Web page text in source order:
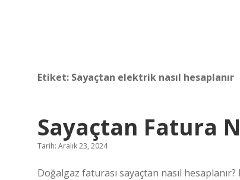
Etiket: Sayaçtan elektrik nasıl hesaplanır
Sayaçtan Fatura
Tarih: Aralık 23, 2024
Doğalgaz faturası sayaçtan nasıl